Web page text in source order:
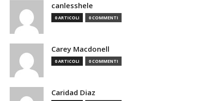
canlesshele
0 ARTICOLI 0 COMMENTI
Carey Macdonell
0 ARTICOLI 0 COMMENTI
Caridad Diaz